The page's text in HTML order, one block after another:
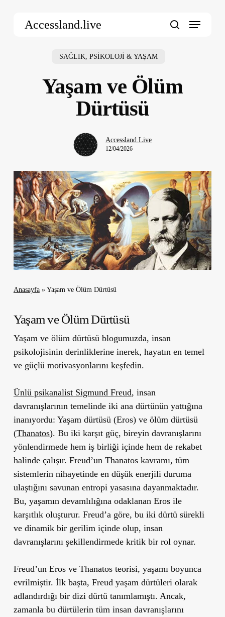
Accessland.live Menu
SAĞLIK, PSİKOLOJİ & YAŞAM
Yaşam ve Ölüm
Dürtüsü
Accessland.Live
12/04/2026
Anasayfa» Yaşam ve Ölüm Dürtüsü
Yaşam ve Ölüm Dürtüsü
Yaşam ve ölüm dürtüsü blogumuzda, insan
psikolojisinin derinliklerine inerek, hayatın en temel
ve güçlü motivasyonlarını keşfedin.
Ünlü psikanalist Sigmund Freud, insan
davranışlarının temelinde iki ana dürtünün yattığına
inanıyordu: Yaşam dürtüsü (Eros) ve ölüm dürtüsü
(Thanatos). Bu iki karşıt güç, bireyin davranışlarını
yönlendirmede hem iş birliği içinde hem de rekabet
halinde çalışır. Freud’un Thanatos kavramı, tüm
sistemlerin nihayetinde en düşük enerjili duruma
ulaştığını savunan entropi yasasına dayanmaktadır.
Bu, yaşamın devamlılığına odaklanan Eros ile
karşıtlık oluşturur. Freud’a göre, bu iki dürtü sürekli
ve dinamik bir gerilim içinde olup, insan
davranışlarını şekillendirmede kritik bir rol oynar.
Freud’un Eros ve Thanatos teorisi, yaşamı boyunca
evrilmiştir. İlk başta, Freud yaşam dürtüleri olarak
adlandırdığı bir dizi dürtü tanımlamıştı. Ancak,
zamanla bu dürtülerin tüm insan davranışlarını